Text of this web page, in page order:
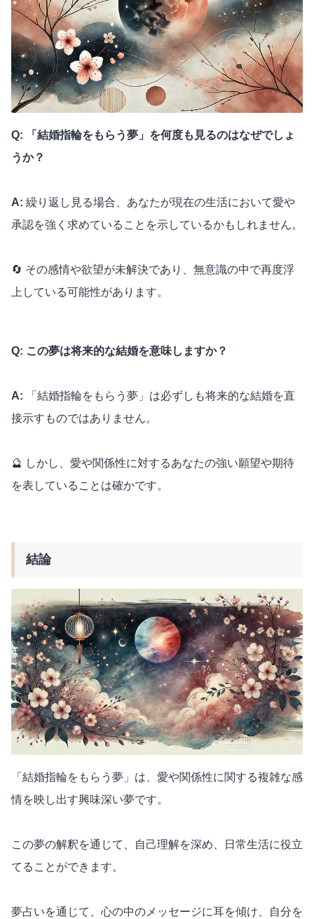
Q: 「結婚指輪をもらう夢」を何度も見るのはなぜでしょ
うか？
A: 繰り返し見る場合、あなたが現在の生活において愛や
承認を強く求めていることを示しているかもしれません。
🔄 その感情や欲望が未解決であり、無意識の中で再度浮
上している可能性があります。
Q: この夢は将来的な結婚を意味しますか？
A:
「結婚指輪をもらう夢」は必ずしも将来的な結婚を直
接示すものではありません。
🔮 しかし、愛や関係性に対するあなたの強い願望や期待
を表していることは確かです。
結論
「結婚指輪をもらう夢」は、愛や関係性に関する複雑な感
情を映し出す興味深い夢です。
この夢の解釈を通じて、自己理解を深め、日常生活に役立
てることができます。
夢占いを通じて、心の中のメッセージに耳を傾け、自分を